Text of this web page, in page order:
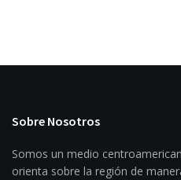
Sobre Nosotros
Somos un medio
orienta sobre la región de